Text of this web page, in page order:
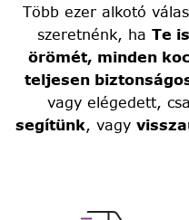
Több ezer alkotó
szeretnénk, ha Te
örömét, minden
teljesen
vagy elégedett,
segítünk, vagy